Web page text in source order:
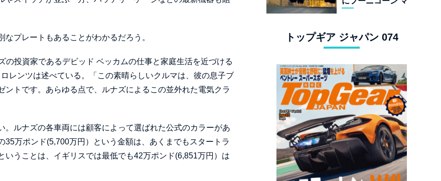
プレートもあることがわかるだろう。
の投資家であるデビッド ベッカムの仕事と家庭生活を近づける
レンツは述べている。「この素晴らしいクルマは、彼の息子ブ
トです。あらゆる点で、ルナズによるこの並外れた電気クラ
ルナズの各車両には顧客によって選ばれた公式のカラーがあ
万ポンド(5,700万円）という金額は、あくまでもスタートラ
うことは、イギリスでは最低でも42万ポンド(6,851万円）は
トップギア ジャパン 074